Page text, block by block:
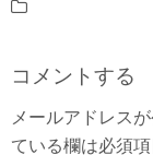
コメントする
メールアドレス
ている欄は必須